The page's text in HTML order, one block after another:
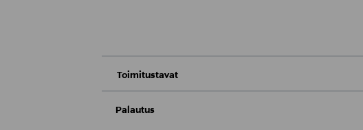
Toimitustavat
Palautus